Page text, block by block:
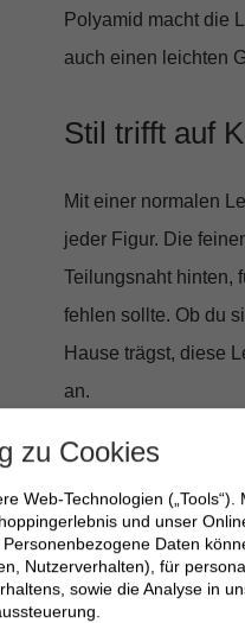
Polyamid macht die
auch einen leichten
Stil trifft auf
Mit einer normalen
jeder Figur. Die
Teilungsnaht hinten,
fehlen sollte. Ob du
Hause trägst, diese
an.
Qualität, die
Die
Langlebigkeit und
Baumwolle und 7%
zu Cookies
Web-Technologien („Tools“).
und unser
Daten
Nutzerverhalten), für
sowie die Analyse in